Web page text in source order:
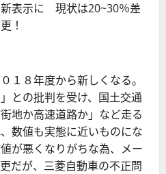
表示に 現状は20~30％差
！
１８年度から新しくなる。
との批判を受け、国土交通
地か高速道路か」など走る
数値も実態に近いものにな
が悪くなりがちな為、メー
だが、三菱自動車の不正問